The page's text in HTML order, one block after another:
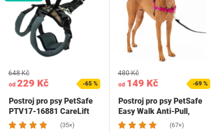
od 229 Kč
648 Kč
-65 %
Postroj pro psy PetSafe
PTV17-16881 CareLift
(35×)
od 149 Kč
480 Kč
-69 %
Postroj pro psy PetSafe
Easy Walk Anti-Pull,
výcvikový…
(67×)